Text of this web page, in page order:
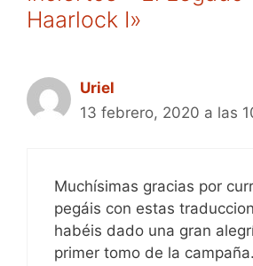
Haarlock I»
Uriel
13 febrero, 2020 a las
Muchísimas gracias por
pegáis con estas
habéis dado una gran
primer tomo de la campaña.